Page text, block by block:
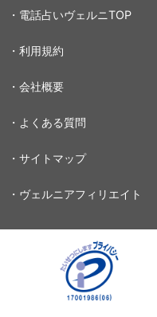
・電話占いヴェルニTOP
・利用規約
・会社概要
・よくある質問
・サイトマップ
・ヴェルニアフィリエイト